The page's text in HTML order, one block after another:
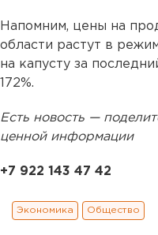
Напомним, цены на
области растут в
на капусту за
172%.
Есть новость —
ценной информации
+7 922 143 47 42
Экономика Общество